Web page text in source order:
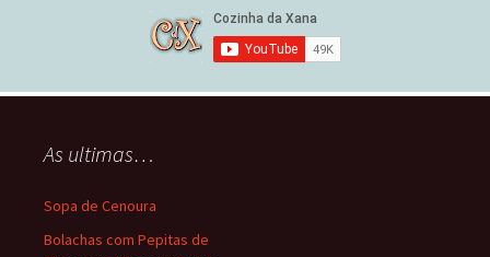
As ultimas…
Sopa de Cenoura
Bolachas com Pepitas de